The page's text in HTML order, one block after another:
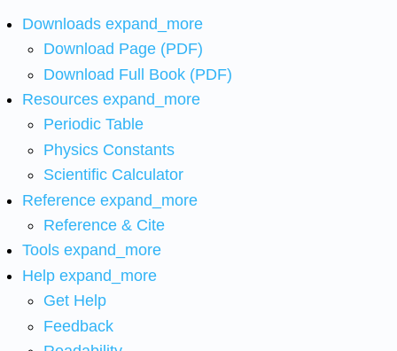
Downloads expand_more
Download Page (PDF)
Download Full Book (PDF)
Resources expand_more
Periodic Table
Physics Constants
Scientific Calculator
Reference expand_more
Reference & Cite
Tools expand_more
Help expand_more
Get Help
Feedback